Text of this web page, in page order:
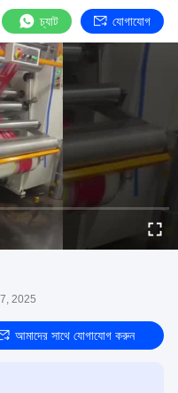
চ্যাট যোগাযোগ
2025
আমাদের সাথে যোগাযোগ করুন